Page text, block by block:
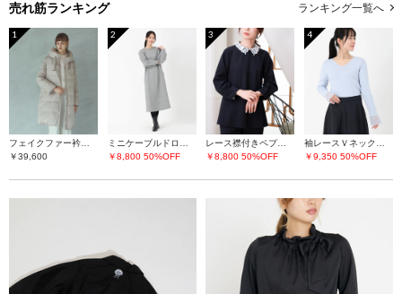
売れ筋ランキング ランキング一覧へ
1
フェイクファー衿ダウンコート
￥39,600
2
ミニケーブルドロストワンピース
￥8,800 50%OFF
3
レース襟付きペプラムプルオーバー
￥8,800 50%OFF
4
袖レースＶネックニット
￥9,350 50%OFF